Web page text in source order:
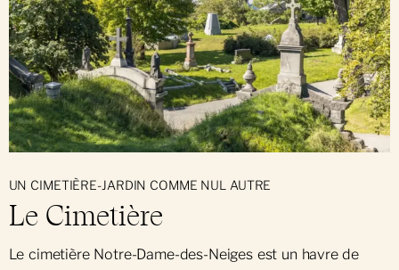
UN CIMETIÈRE-JARDIN COMME NUL AUTRE
Le Cimetière
Le cimetière Notre-Dame-des-Neiges est un havre de